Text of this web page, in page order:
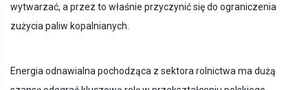
wytwarzać, a przez to właśnie przyczynić się do ograniczenia
zużycia paliw kopalnianych.
Energia odnawialna pochodząca z sektora rolnictwa ma dużą